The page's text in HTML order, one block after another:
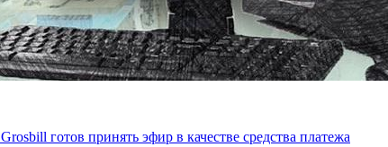
готов принять эфир в качестве средства платежа